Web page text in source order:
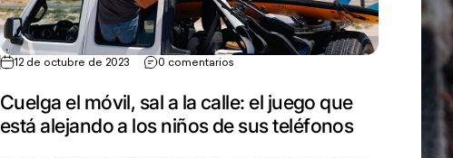
12 de octubre de 2023 0 comentarios
Cuelga el móvil, sal a la calle: el juego que
está alejando a los niños de sus teléfonos